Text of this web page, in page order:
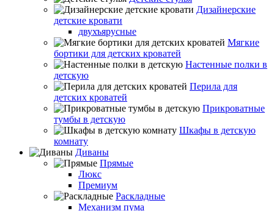
Дизайнерские
детские кровати
двухъярусные
Мягкие
бортики для детских кроватей
Настенные полки в
детскую
Перила для
детских кроватей
Прикроватные
тумбы в детскую
Шкафы в детскую
комнату
Диваны
Прямые
Люкс
Премиум
Раскладные
Механизм пума